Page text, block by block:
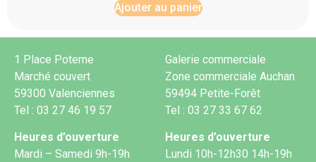
Ajouter au panier
1 Place Poterne
Marché couvert
59300 Valenciennes
Tel : 03 27 46 19 57
Heures d’ouverture
Mardi – Samedi 9h-19h
Galerie commerciale
Zone commerciale Auchan
59494 Petite-Forêt
Tel : 03 27 33 67 62
Heures d’ouverture
Lundi 10h-12h30 14h-19h